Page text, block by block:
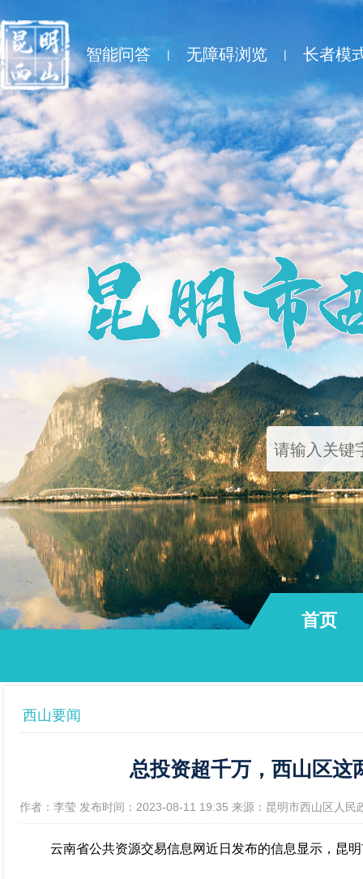
智能问答 | 无障碍浏览 | 长者模
首页
政府信息公开年报
西山要闻
总投资超千万，西山区这
[作者：李莹 发布时间：2023-08-11 19:35 来源：昆明市西山区人民
云南省公共资源交易信息网近日发布的信息显示，昆